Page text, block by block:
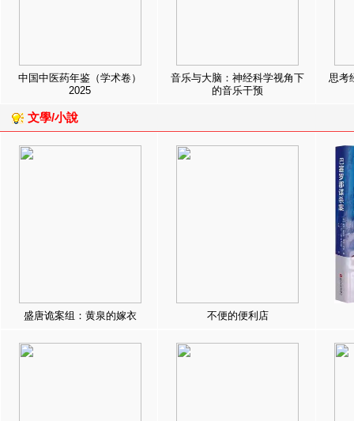
中国中医药年鉴（学术卷）
2025
音乐与大脑：神经科学视角下
的音乐干预
思考
文學/小說
盛唐诡案组：黄泉的嫁衣 不便的便利店